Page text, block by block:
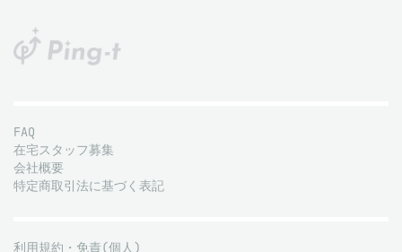
FAQ
在宅スタッフ募集
会社概要
特定商取引法に基づく表記
利用規約・免責(個人)